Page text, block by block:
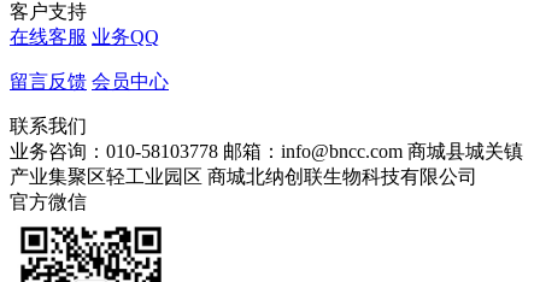
客户支持
在线客服 业务QQ
留言反馈 会员中心
联系我们
业务咨询：010-58103778 邮箱：info@bncc.com 商城县城关镇
产业集聚区轻工业园区 商城北纳创联生物科技有限公司
官方微信